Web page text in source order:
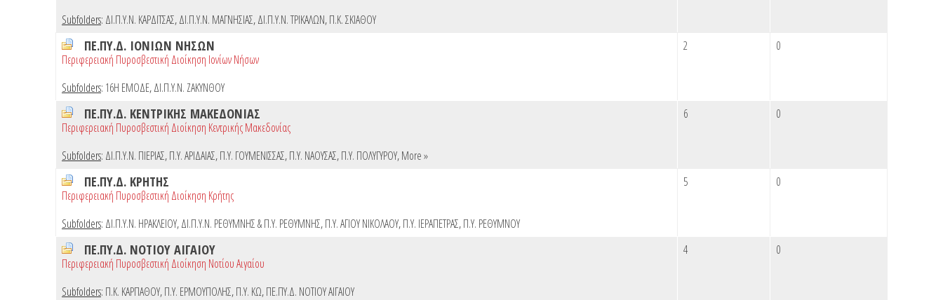
Subfolders: ΔΙ.Π.Υ.Ν. ΚΑΡΔΙΤΣΑΣ,ΔΙ.Π.Υ.Ν. ΜΑΓΝΗΣΙΑΣ,ΔΙ.Π.Υ.Ν. ΤΡΙΚΑΛΩΝ,Π.Κ. ΣΚΙΑΘΟΥ
ΠΕ.ΠΥ.Δ. ΙΟΝΙΩΝ ΝΗΣΩΝ
Περιφερειακή Πυροσβεστική Διοίκηση Ιονίων Νήσων
Subfolders: 16Η ΕΜΟΔΕ,ΔΙ.Π.Υ.Ν. ΖΑΚΥΝΘΟΥ
2 0
ΠΕ.ΠΥ.Δ. ΚΕΝΤΡΙΚΗΣ ΜΑΚΕΔΟΝΙΑΣ
Περιφερειακή Πυροσβεστική Διοίκηση Κεντρικής Μακεδονίας
Subfolders: ΔΙ.Π.Υ.Ν. ΠΙΕΡΙΑΣ,Π.Υ. ΑΡΙΔΑΙΑΣ,Π.Υ. ΓΟΥΜΕΝΙΣΣΑΣ,Π.Υ. ΝΑΟΥΣΑΣ,Π.Υ. ΠΟΛΥΓΥΡΟΥ,More »
6 0
ΠΕ.ΠΥ.Δ. ΚΡΗΤΗΣ
Περιφερειακή Πυροσβεστική Διοίκηση Κρήτης
Subfolders: ΔΙ.Π.Υ.Ν. ΗΡΑΚΛΕΙΟΥ,ΔΙ.Π.Υ.Ν. ΡΕΘΥΜΝΗΣ & Π.Υ. ΡΕΘΥΜΝΗΣ,Π.Υ. ΑΓΙΟΥ ΝΙΚΟΛΑΟΥ,Π.Υ. ΙΕΡΑΠΕΤΡΑΣ,Π.Υ. ΡΕΘΥΜΝΟΥ
5 0
ΠΕ.ΠΥ.Δ. ΝΟΤΙΟΥ ΑΙΓΑΙΟΥ
Περιφερειακή Πυροσβεστική Διοίκηση Νοτίου Αιγαίου
Subfolders: Π.Κ. ΚΑΡΠΑΘΟΥ,Π.Υ. ΕΡΜΟΥΠΟΛΗΣ,Π.Υ. ΚΩ,ΠΕ.ΠΥ.Δ. ΝΟΤΙΟΥ ΑΙΓΑΙΟΥ
4 0